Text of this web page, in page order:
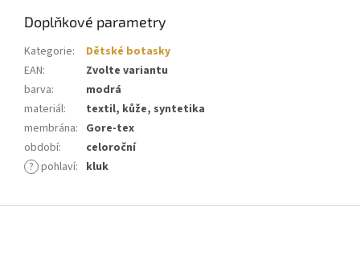
Doplňkové parametry
Kategorie:
Dětské botasky
EAN:
Zvolte variantu
barva:
modrá
materiál:
textil, kůže, syntetika
membrána: Gore-tex
období:
celoroční
? pohlaví: kluk